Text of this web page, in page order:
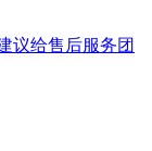
议给售后服务团